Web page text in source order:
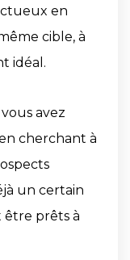
en
cible, à
idéal.
avez
cherchant à
un certain
être prêts à